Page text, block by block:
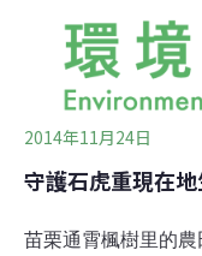
許多錯誤決策。瓶
2014年11月24日
守護石虎重現在
苗栗通霄楓樹里的